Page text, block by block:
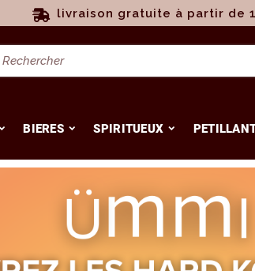
livraison gratuite à partir de
BIERES SPIRITUEUX